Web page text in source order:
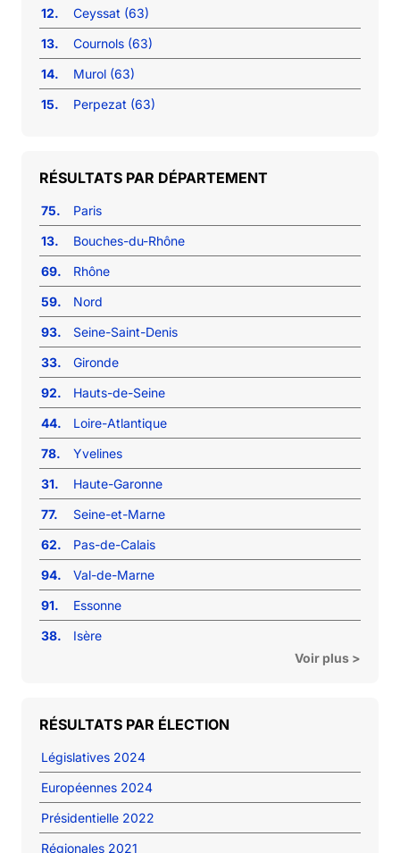
12.
Ceyssat (63)
13.
Cournols (63)
14.
Murol (63)
15.
Perpezat (63)
RÉSULTATS PAR DÉPARTEMENT
75.
Paris
13.
Bouches-du-Rhône
69.
Rhône
59.
Nord
93.
Seine-Saint-Denis
33.
Gironde
92.
Hauts-de-Seine
44.
Loire-Atlantique
78.
Yvelines
31.
Haute-Garonne
77.
Seine-et-Marne
62.
Pas-de-Calais
94.
Val-de-Marne
91.
Essonne
38.
Isère
Voir plus >
RÉSULTATS PAR ÉLECTION
Législatives 2024
Européennes 2024
Présidentielle 2022
Régionales 2021